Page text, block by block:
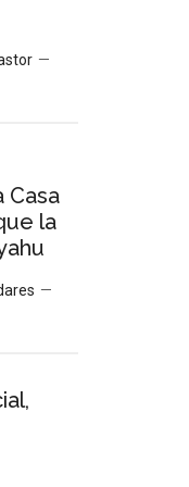
Casa
la